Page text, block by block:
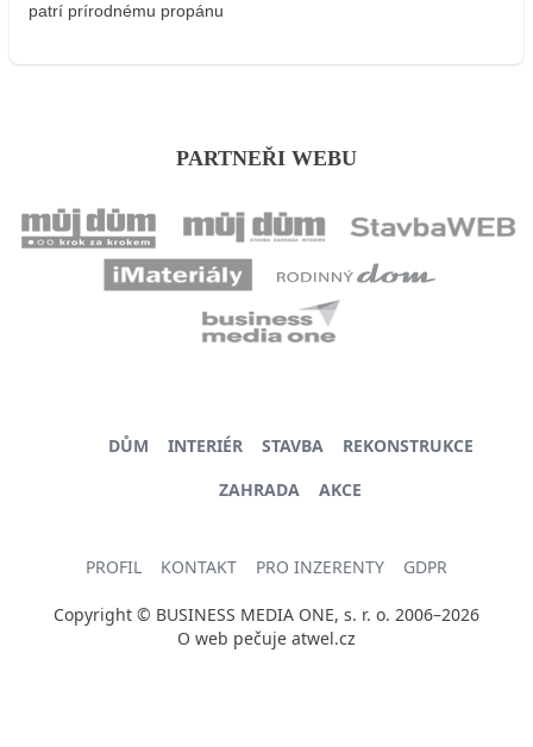
patrí prírodnému propánu
PARTNEŘI WEBU
DŮM INTERIÉR STAVBA
REKONSTRUKCE
ZAHRADA
AKCE
PROFIL KONTAKT PRO INZERENTY GDPR
Copyright © BUSINESS MEDIA ONE, s. r. o. 2006–2026